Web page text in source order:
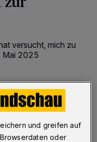
versucht, mich zu
Mai 2025
Lesezeit
und greifen auf
oder